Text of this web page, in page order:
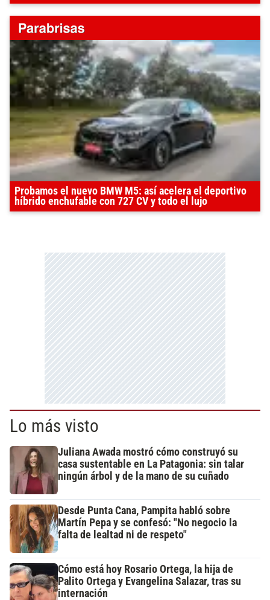
Probamos el nuevo BMW M5: así acelera el deportivo
híbrido enchufable con 727 CV y todo el lujo
Lo más visto
Juliana Awada mostró cómo construyó su
casa sustentable en La Patagonia: sin talar
ningún árbol y de la mano de su cuñado
Desde Punta Cana, Pampita habló sobre
Martín Pepa y se confesó: "No negocio la
falta de lealtad ni de respeto"
Cómo está hoy Rosario Ortega, la hija de
Palito Ortega y Evangelina Salazar, tras su
internación